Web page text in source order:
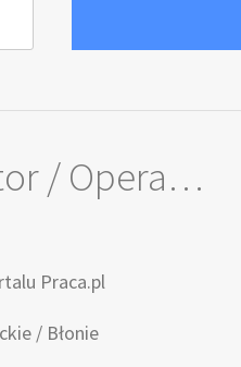
Operator / Operatorka wózka wysokiego składowania
Praca.pl
/ Błonie